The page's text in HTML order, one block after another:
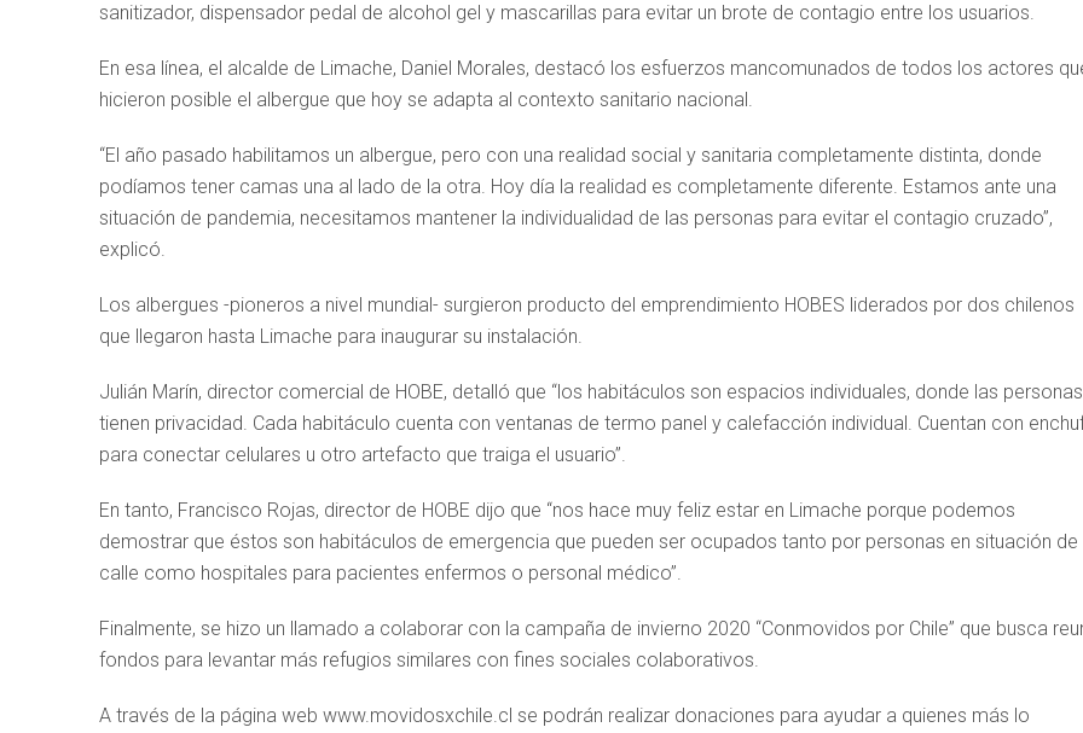
sanitizador, dispensador pedal de alcohol gel y mascarillas para evitar un brote de contagio entre los usuarios.
En esa línea, el alcalde de Limache, Daniel Morales, destacó los esfuerzos mancomunados de todos los actores
hicieron posible el albergue que hoy se adapta al contexto sanitario nacional.
“El año pasado habilitamos un albergue, pero con una realidad social y sanitaria completamente distinta, donde
podíamos tener camas una al lado de la otra. Hoy día la realidad es completamente diferente. Estamos ante una
situación de pandemia, necesitamos mantener la individualidad de las personas para evitar el contagio cruzado”,
explicó.
Los albergues -pioneros a nivel mundial- surgieron producto del emprendimiento HOBES liderados por dos chilenos
que llegaron hasta Limache para inaugurar su instalación.
Julián Marín, director comercial de HOBE, detalló que “los habitáculos son espacios individuales, donde las personas
tienen privacidad. Cada habitáculo cuenta con ventanas de termo panel y calefacción individual. Cuentan con
para conectar celulares u otro artefacto que traiga el usuario”.
En tanto, Francisco Rojas, director de HOBE dijo que “nos hace muy feliz estar en Limache porque podemos
demostrar que éstos son habitáculos de emergencia que pueden ser ocupados tanto por personas en situación de
calle como hospitales para pacientes enfermos o personal médico”.
Finalmente, se hizo un llamado a colaborar con la campaña de invierno 2020 “Conmovidos por Chile” que busca
fondos para levantar más refugios similares con fines sociales colaborativos.
A través de la página web www.movidosxchile.cl se podrán realizar donaciones para ayudar a quienes más lo